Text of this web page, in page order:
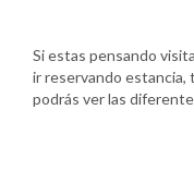
Si estas pensando
ir reservando estancia,
podrás ver las